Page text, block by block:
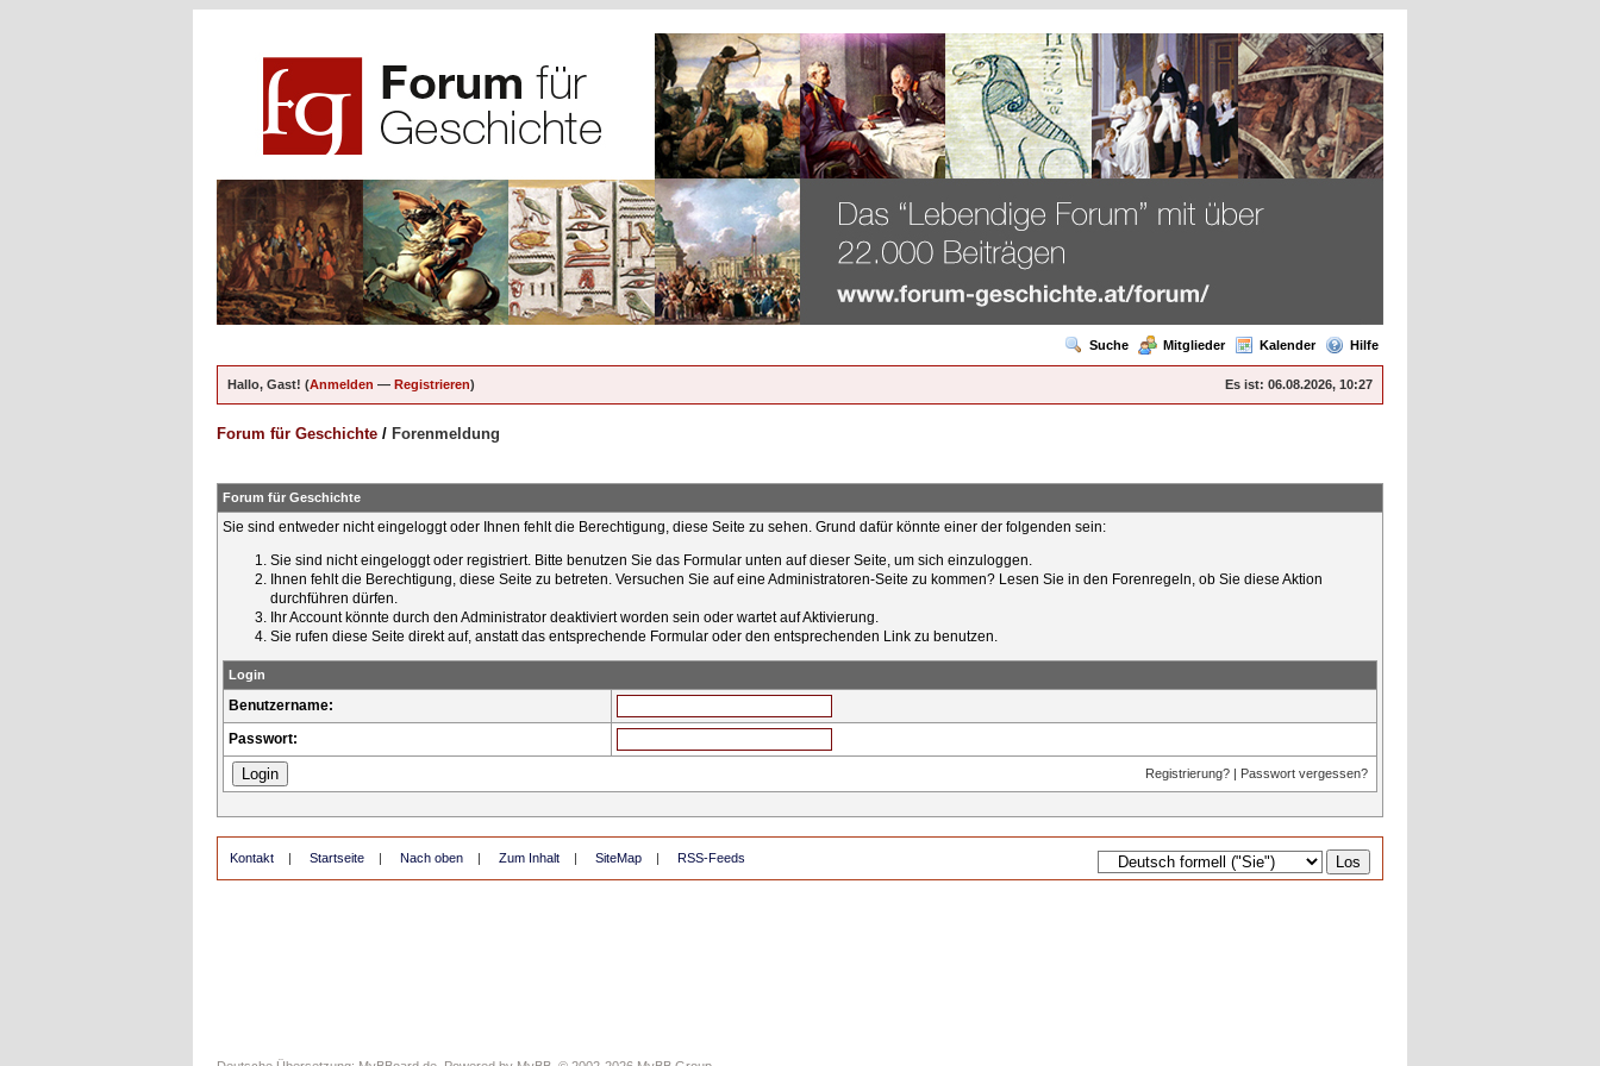
Suche Mitglieder Kalender Hilfe
Es ist: 06.08.2026, 10:27
Hallo, Gast! (Anmelden — Registrieren)
Forum für Geschichte / Forenmeldung
Forum für Geschichte
Sie sind entweder nicht eingeloggt oder Ihnen fehlt die Berechtigung, diese Seite zu sehen. Grund dafür könnte einer der folgenden sein:
Sie sind nicht eingeloggt oder registriert. Bitte benutzen Sie das Formular unten auf dieser Seite, um sich einzuloggen.
Ihnen fehlt die Berechtigung, diese Seite zu betreten. Versuchen Sie auf eine Administratoren-Seite zu kommen? Lesen Sie in den Forenregeln, ob Sie diese Aktion
durchführen dürfen.
Ihr Account könnte durch den Administrator deaktiviert worden sein oder wartet auf Aktivierung.
Sie rufen diese Seite direkt auf, anstatt das entsprechende Formular oder den entsprechenden Link zu benutzen.
Login
Benutzername:
Passwort:
Registrierung? | Passwort vergessen?
Kontakt | Startseite | Nach oben | Zum Inhalt | SiteMap | RSS-Feeds